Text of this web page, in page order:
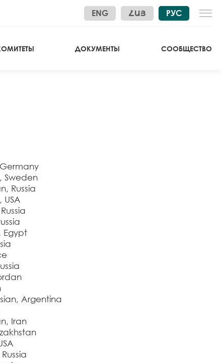
РУС
ENG ՀԱՅ
ДОКУМЕНТЫ СООБЩЕСТВО
Sweden
Russia
Egypt
Argentina
Iran